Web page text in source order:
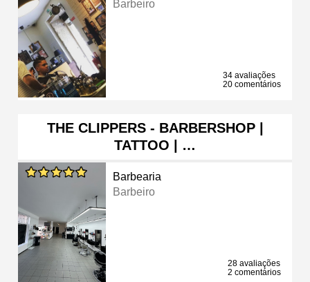
Barbeiro
34 avaliações
20 comentários
THE CLIPPERS - BARBERSHOP |
TATTOO | …
Barbearia
Barbeiro
28 avaliações
2 comentários